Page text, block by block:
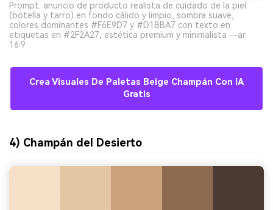
Prompt: anuncio de producto realista de cuidado de la piel
(botella y tarro) en fondo cálido y limpio, sombra suave,
colores dominantes #F6E9D7 y #D1BBA7 con texto en
etiquetas en #2F2A27, estética premium y minimalista --ar
16:9
Crea Visuales De Paletas Beige Champán Con IA
Gratis
4) Champán del Desierto